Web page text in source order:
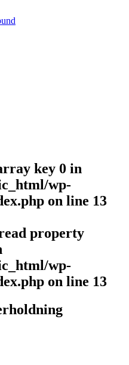
key 0 in
wp-
on line 13
property
wp-
on line 13